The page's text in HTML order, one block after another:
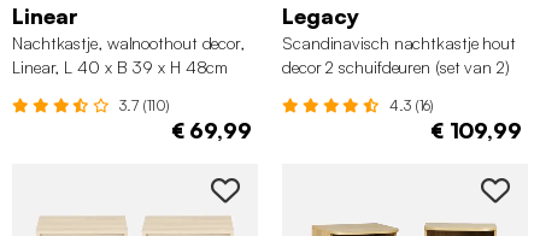
Linear
Nachtkastje, walnoothout decor,
Linear, L 40 x B 39 x H 48cm
3.7 (110)
€ 69,99
Legacy
Scandinavisch nachtkastje hout
decor 2 schuifdeuren (set van 2)
4.3 (16)
€ 109,99